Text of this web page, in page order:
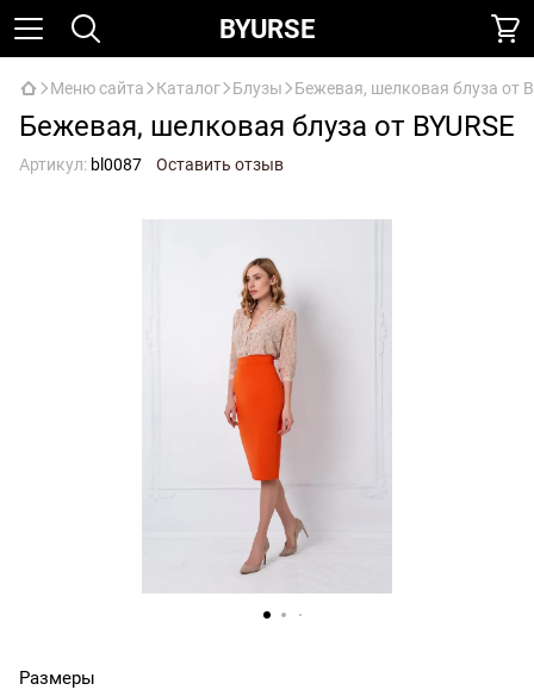
BYURSE
Меню сайта Каталог Блузы Бежевая, шелковая блуза от
Бежевая, шелковая блуза от BYURSE
Артикул: bl0087 Оставить отзыв
Размеры